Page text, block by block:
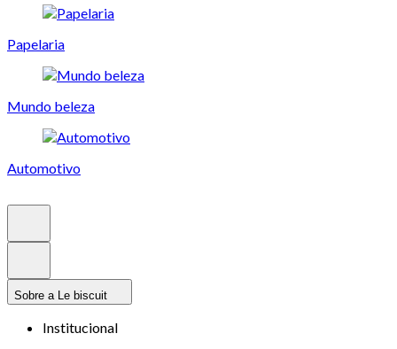
Papelaria
Mundo beleza
Automotivo
Sobre a Le biscuit
Institucional